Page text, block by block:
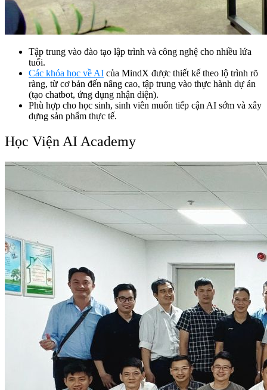
Tập trung vào đào tạo lập trình và công nghệ cho nhiều lứa
tuổi.
Các khóa học về AI của MindX được thiết kế theo lộ trình rõ
ràng, từ cơ bản đến nâng cao, tập trung vào thực hành dự án
(tạo chatbot, ứng dụng nhận diện).
Phù hợp cho học sinh, sinh viên muốn tiếp cận AI sớm và xây
dựng sản phẩm thực tế.
Học Viện AI Academy